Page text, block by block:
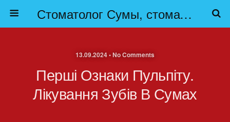
Стоматолог Сумы, стоматологические клиники Сумы, детская стоматология в Сумах. | Частная стоматология Сумы
13.09.2024 • No Comments
Перші Ознаки Пульпіту.
Лікування Зубів В Сумах